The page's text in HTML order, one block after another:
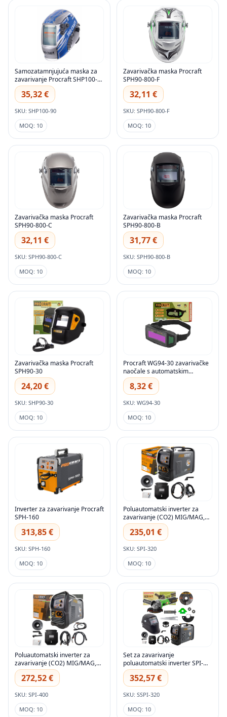
Samozatamnjujuća maska za
zavarivanje Procraft SHP100-
90
35,32 €
SKU: SHP100-90
MOQ: 10
Zavarivačka maska Procraft
SPH90-800-F
32,11 €
SKU: SPH90-800-F
MOQ: 10
Zavarivačka maska Procraft
SPH90-800-C
32,11 €
SKU: SPH90-800-C
MOQ: 10
Zavarivačka maska Procraft
SPH90-800-B
31,77 €
SKU: SPH90-800-B
MOQ: 10
Zavarivačka maska Procraft
SPH90-30
24,20 €
SKU: SHP90-30
MOQ: 10
Procraft WG94-30 zavarivačke
naočale s automatskim
zatamnjivanjem
8,32 €
SKU: WG94-30
MOQ: 10
Inverter za zavarivanje Procraft
SPH-160
313,85 €
SKU: SPH-160
MOQ: 10
Poluautomatski inverter za
zavarivanje (CO2) MIG/MAG,
MMA Procraft SPI-320 (20-
160A)
235,01 €
SKU: SPI-320
MOQ: 10
Poluautomatski inverter za
zavarivanje (CO2) MIG/MAG,
MMA Procraft SPI-400 (20-
200A)
272,52 €
SKU: SPI-400
MOQ: 10
Set za zavarivanje
poluautomatski inverter SPI-
320 s kutnom brusilicom
PW2450 + žica FW81 + maska +
magnet
352,57 €
SKU: SSPI-320
MOQ: 10